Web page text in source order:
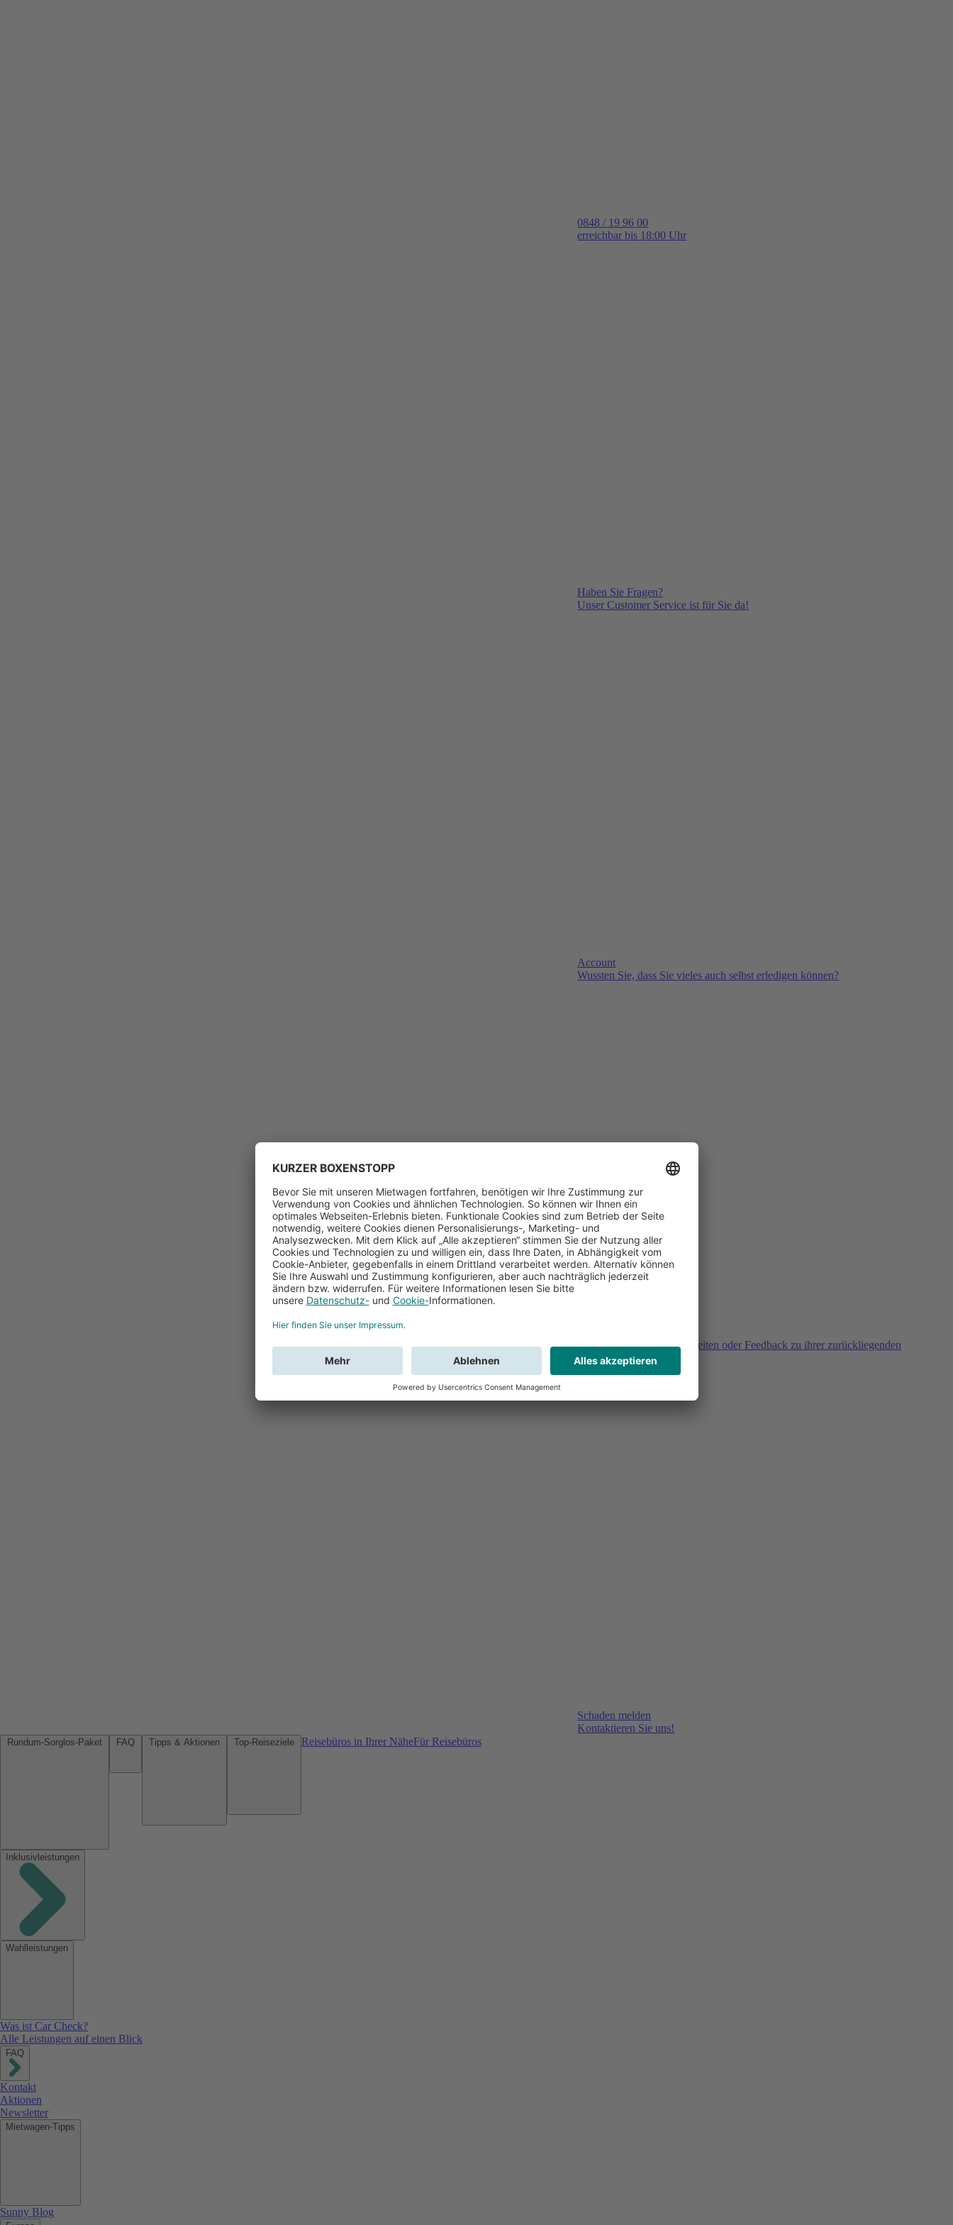
0848 / 19 96 00
erreichbar bis 18:00 Uhr
Haben Sie Fragen?
Unser Customer Service ist für Sie da!
Account
Wussten Sie, dass Sie vieles auch selbst erledigen können?
Sie haben Fragen, Unklarheiten oder Feedback zu ihrer zurückliegenden
Buchung?
Schaden melden
Kontaktieren Sie uns!
Reisebüros in Ihrer NäheFür Reisebüros
Inklusivleistungen
Wahlleistungen
Was ist Car Check?
Alle Leistungen auf einen Blick
FAQ
Kontakt
Aktionen
Newsletter
Mietwagen-Tipps
Sunny Blog